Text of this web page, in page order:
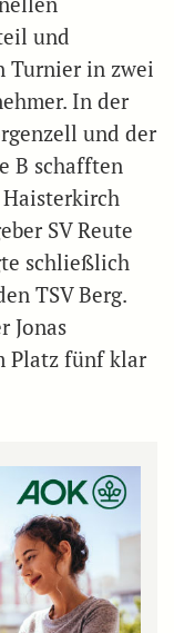
und
Turnier in zwei
In der
und der
B schafften
Haisterkirch
SV Reute
schließlich
TSV Berg.
Jonas
Platz fünf klar